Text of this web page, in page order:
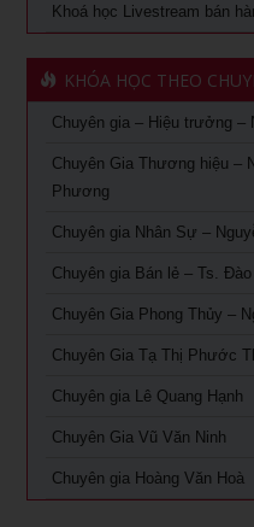
Ứng dụng AI trong bán
Khoá học Livestream bán
phẩm
Khóa học phong thủy cho
Khóa Học Giám Đốc Toàn
Khóa Học CEO – Giám
Khóa Học Giám Đốc Tài
Khóa học Giám Đốc Nhân
Khoá Học Giám Đốc Kinh
Khoá học Livestream bán
KHÓA HỌC THEO
Chuyên gia – Hiệu trưởng –
Chuyên Gia Thương hiệu –
Phương
Chuyên gia Nhân Sự –
Chuyên gia Bán lẻ – Ts.
Chuyên Gia Phong Thủy –
Chuyên Gia Tạ Thị Phước
Chuyên gia Lê Quang Hạnh
Chuyên Gia Vũ Văn Ninh
Chuyên gia Hoàng Văn Hoà